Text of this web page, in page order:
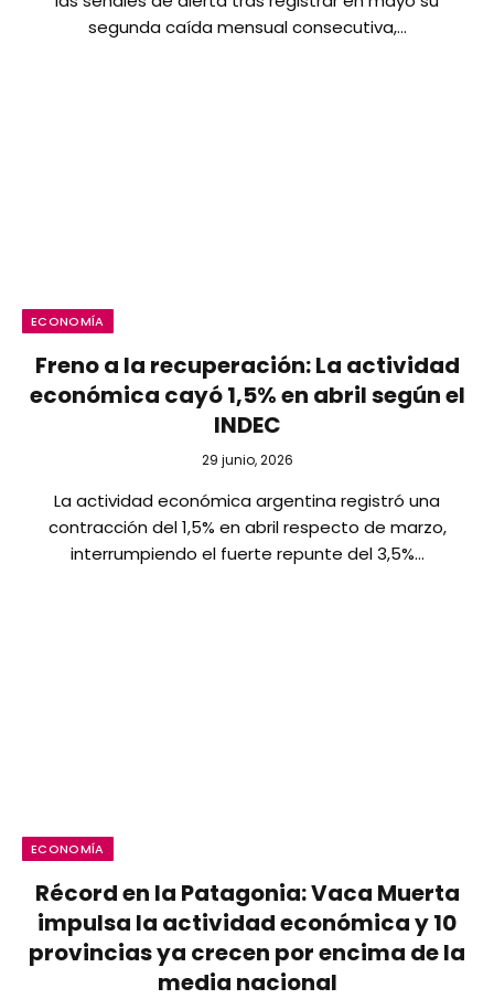
segunda caída mensual consecutiva,…
ECONOMÍA
Freno a la recuperación: La actividad
económica cayó 1,5% en abril según el
INDEC
29 junio, 2026
La actividad económica argentina registró una
contracción del 1,5% en abril respecto de marzo,
interrumpiendo el fuerte repunte del 3,5%…
ECONOMÍA
Récord en la Patagonia: Vaca Muerta
impulsa la actividad económica y 10
provincias ya crecen por encima de la
media nacional